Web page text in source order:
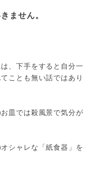
ません。
、下手をすると自分一
ことも無い話ではあり
皿では殺風景で気分が
シャレな「紙食器」を